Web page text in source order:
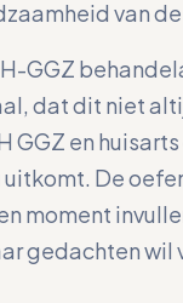
van
GGZ
dat dit niet
GGZ en
uitkomt. De
moment
gedachten wil